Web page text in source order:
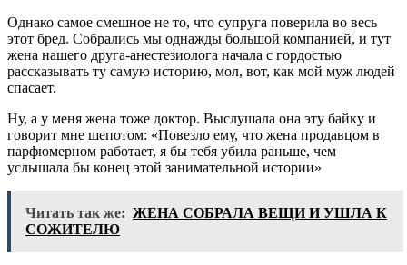
Однако самое смешное не то, что супруга поверила во весь
этот бред. Собрались мы однажды большой компанией, и тут
жена нашего друга-анестезиолога начала с гордостью
рассказывать ту самую историю, мол, вот, как мой муж людей
спасает.
Ну, а у меня жена тоже доктор. Выслушала она эту байку и
говорит мне шепотом: «Повезло ему, что жена продавцом в
парфюмерном работает, я бы тебя убила раньше, чем
услышала бы конец этой занимательной истории»
Читать так же: ЖЕНА СОБРАЛА ВЕЩИ И УШЛА К
СОЖИТЕЛЮ